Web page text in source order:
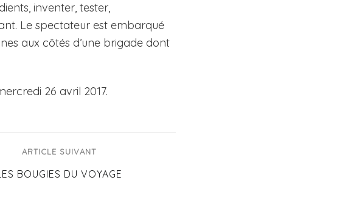
inventer, tester,
Le spectateur est embarqué
aux côtés d’une brigade dont
26 avril 2017.
ARTICLE SUIVANT
BOUGIES DU VOYAGE